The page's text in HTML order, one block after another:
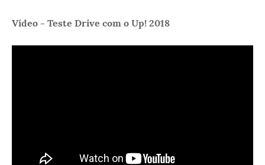
Vídeo - Teste Drive com o Up! 2018